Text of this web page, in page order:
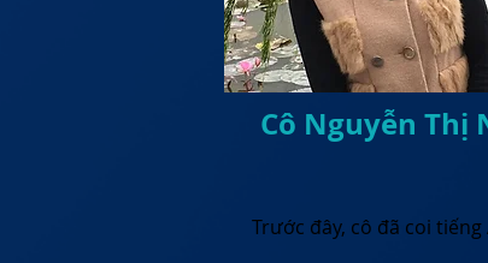
Cô Nguyễn Thị
Trước đây, cô đã coi